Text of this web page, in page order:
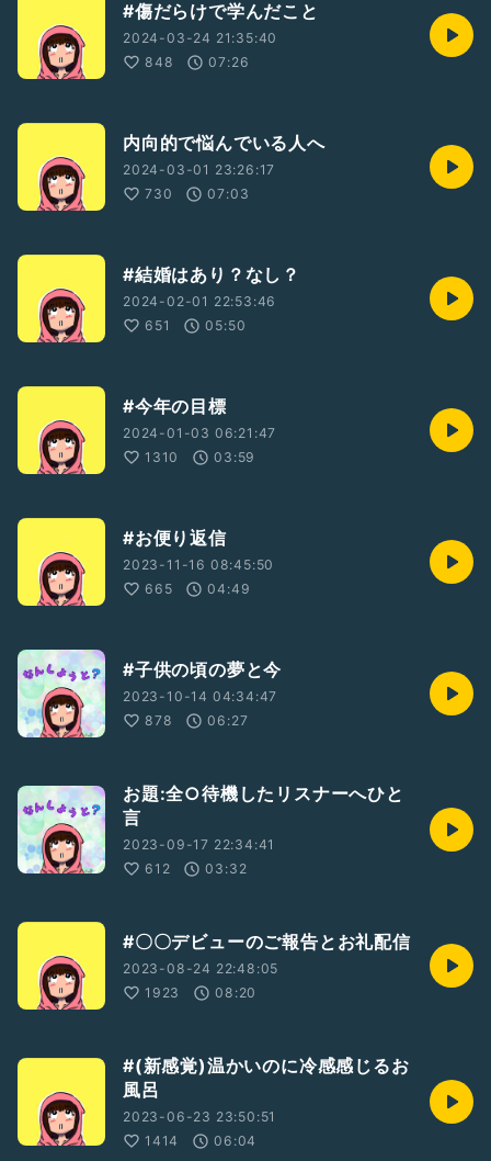
#傷だらけで学んだこと
2024-03-24 21:35:40
848
07:26
内向的で悩んでいる人へ
2024-03-01 23:26:17
730
07:03
#結婚はあり？なし？
2024-02-01 22:53:46
651
05:50
#今年の目標
2024-01-03 06:21:47
1310
03:59
#お便り返信
2023-11-16 08:45:50
665
04:49
#子供の頃の夢と今
2023-10-14 04:34:47
878
06:27
お題:全○待機したリスナーへひと
言
2023-09-17 22:34:41
612
03:32
#〇〇デビューのご報告とお礼配信
2023-08-24 22:48:05
1923
08:20
#(新感覚)温かいのに冷感感じるお
風呂
2023-06-23 23:50:51
1414
06:04